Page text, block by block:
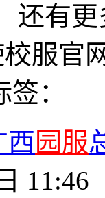
还有
服官
签：
西园服
11:46